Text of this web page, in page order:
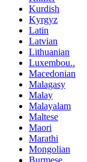
Kurdish
Kyrgyz
Latin
Latvian
Lithuanian
Luxembou..
Macedonian
Malagasy
Malay
Malayalam
Maltese
Maori
Marathi
Mongolian
Burmese